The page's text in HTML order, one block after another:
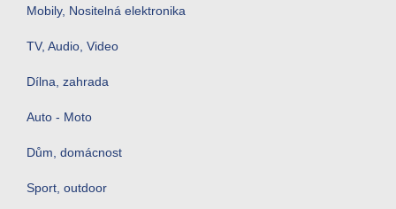
Mobily, Nositelná elektronika
TV, Audio, Video
Dílna, zahrada
Auto - Moto
Dům, domácnost
Sport, outdoor